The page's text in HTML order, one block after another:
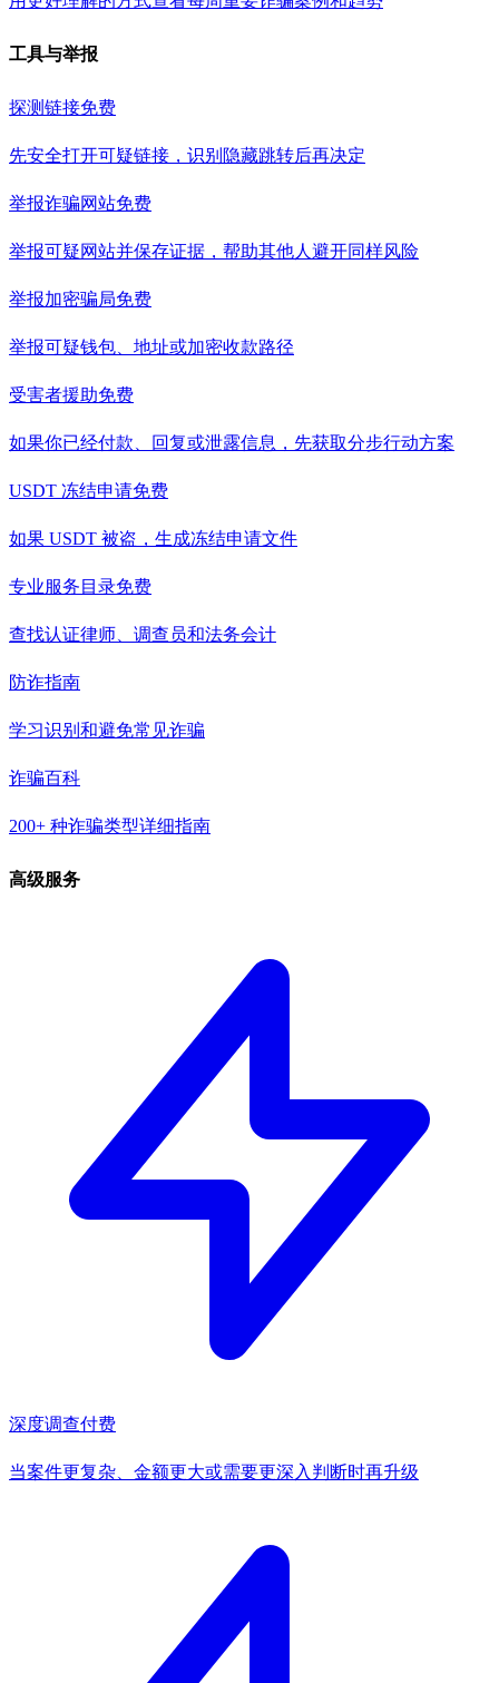
工具与举报
探测链接免费
先安全打开可疑链接，识别隐藏跳转后再决定
举报诈骗网站免费
举报可疑网站并保存证据，帮助其他人避开同样风险
举报加密骗局免费
举报可疑钱包、地址或加密收款路径
受害者援助免费
如果你已经付款、回复或泄露信息，先获取分步行动方案
USDT 冻结申请免费
如果 USDT 被盗，生成冻结申请文件
专业服务目录免费
查找认证律师、调查员和法务会计
防诈指南
学习识别和避免常见诈骗
诈骗百科
200+ 种诈骗类型详细指南
高级服务
深度调查付费
当案件更复杂、金额更大或需要更深入判断时再升级